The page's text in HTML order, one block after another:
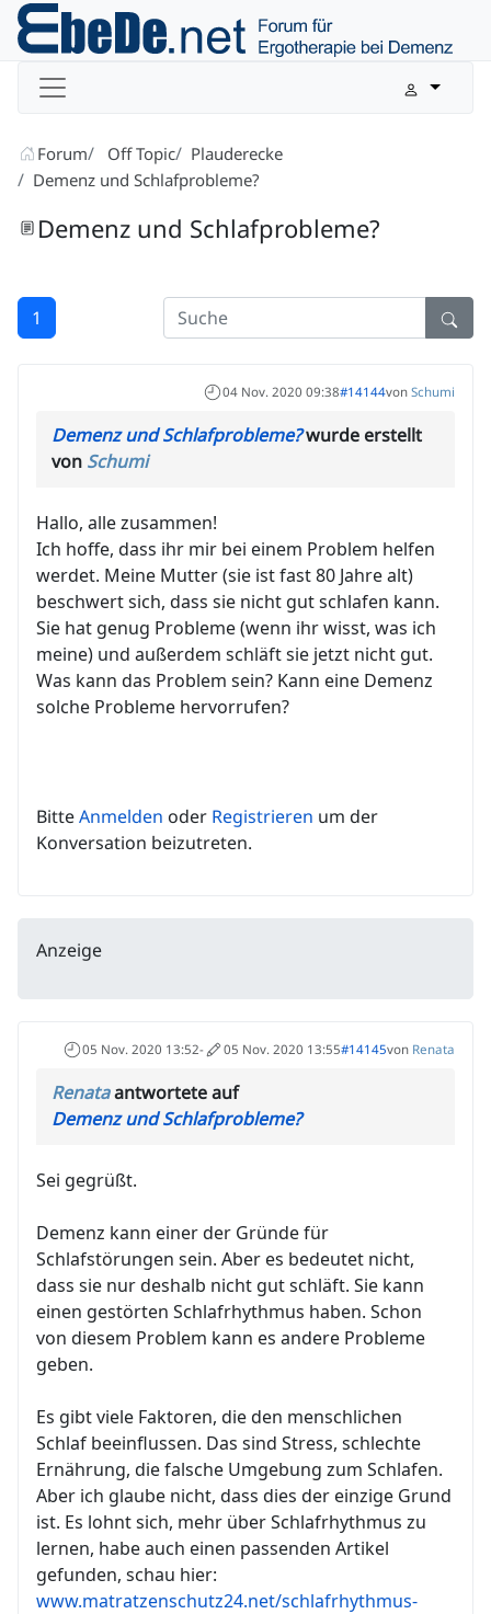
Forum Off Topic
Plauderecke
Demenz und Schlafprobleme?
Demenz und Schlafprobleme?
1
04 Nov. 2020 09:38#14144von Schumi
Demenz und Schlafprobleme?wurde erstellt
von Schumi
Hallo, alle zusammen!
Ich hoffe, dass ihr mir bei einem Problem helfen
werdet. Meine Mutter (sie ist fast 80 Jahre alt)
beschwert sich, dass sie nicht gut schlafen kann.
Sie hat genug Probleme (wenn ihr wisst, was ich
meine) und außerdem schläft sie jetzt nicht gut.
Was kann das Problem sein? Kann eine Demenz
solche Probleme hervorrufen?
BitteAnmelden oder Registrieren um der
Konversation beizutreten.
Anzeige
05 Nov. 2020 13:52- 05 Nov. 2020 13:55#14145von Renata
Renataantwortete auf
Demenz und Schlafprobleme?
Sei gegrüßt.
Demenz kann einer der Gründe für
Schlafstörungen sein. Aber es bedeutet nicht,
dass sie nur deshalb nicht gut schläft. Sie kann
einen gestörten Schlafrhythmus haben. Schon
von diesem Problem kann es andere Probleme
geben.
Es gibt viele Faktoren, die den menschlichen
Schlaf beeinflussen. Das sind Stress, schlechte
Ernährung, die falsche Umgebung zum Schlafen.
Aber ich glaube nicht, dass dies der einzige Grund
ist. Es lohnt sich, mehr über Schlafrhythmus zu
lernen, habe auch einen passenden Artikel
gefunden, schau hier:
www.matratzenschutz24.net/schlafrhythmus-